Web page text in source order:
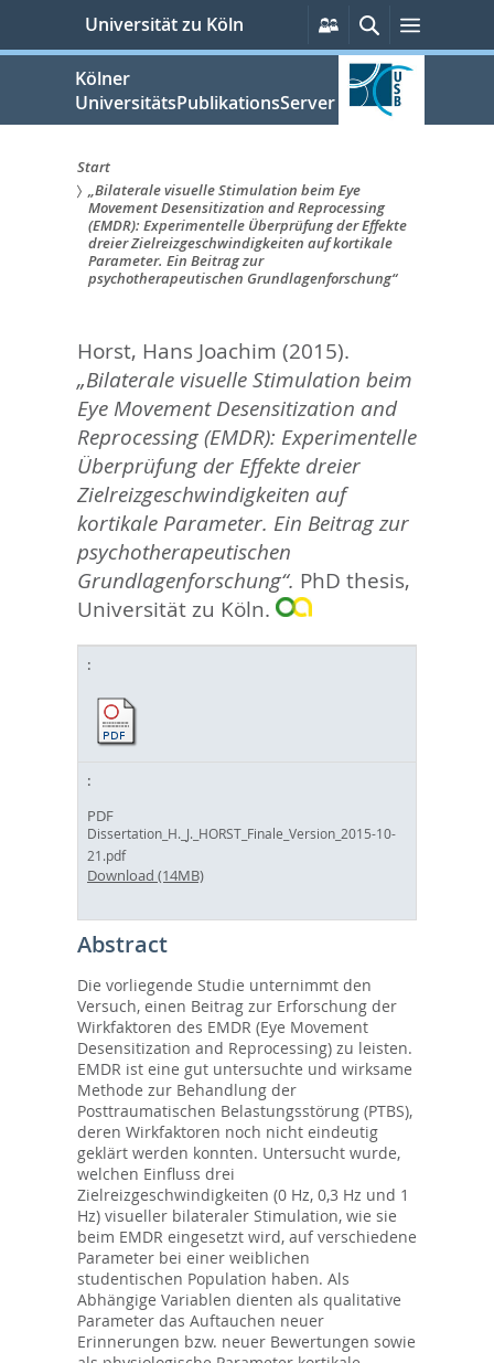
springen
Universität zu Köln
Persönliche
Services
SucheMenü
Kölner
UniversitätsPublikationsServer
Sie
sind
hier:
Start
„Bilaterale visuelle Stimulation beim Eye
Movement Desensitization and Reprocessing
(EMDR): Experimentelle Überprüfung der Effekte
dreier Zielreizgeschwindigkeiten auf kortikale
Parameter. Ein Beitrag zur
psychotherapeutischen Grundlagenforschung“
Horst, Hans Joachim (2015).
„Bilaterale visuelle Stimulation beim
Eye Movement Desensitization and
Reprocessing (EMDR): Experimentelle
Überprüfung der Effekte dreier
Zielreizgeschwindigkeiten auf
kortikale Parameter. Ein Beitrag zur
psychotherapeutischen
Grundlagenforschung“. PhD thesis,
Universität zu Köln.
PDF
Dissertation_H._J._HORST_Finale_Version_2015-10-
21.pdf
Download (14MB)
Abstract
Die vorliegende Studie unternimmt den
Versuch, einen Beitrag zur Erforschung der
Wirkfaktoren des EMDR (Eye Movement
Desensitization and Reprocessing) zu leisten.
EMDR ist eine gut untersuchte und wirksame
Methode zur Behandlung der
Posttraumatischen Belastungsstörung (PTBS),
deren Wirkfaktoren noch nicht eindeutig
geklärt werden konnten. Untersucht wurde,
welchen Einfluss drei
Zielreizgeschwindigkeiten (0 Hz, 0,3 Hz und 1
Hz) visueller bilateraler Stimulation, wie sie
beim EMDR eingesetzt wird, auf verschiedene
Parameter bei einer weiblichen
studentischen Population haben. Als
Abhängige Variablen dienten als qualitative
Parameter das Auftauchen neuer
Erinnerungen bzw. neuer Bewertungen sowie